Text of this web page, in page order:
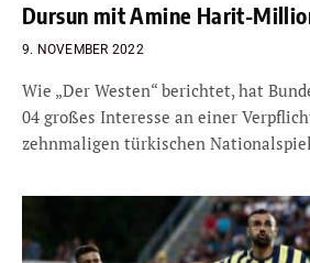
Dursun mit Amine Harit-
9. NOVEMBER 2022
Wie „Der Westen“ berichtet, hat
04 großes Interesse an einer
zehnmaligen türkischen